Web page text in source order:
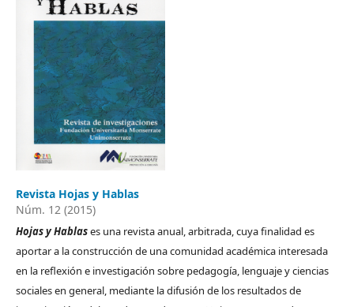
Revista Hojas y Hablas
Núm. 12 (2015)
Hojas y Hablases una revista anual, arbitrada, cuya finalidad es
aportar a la construcción de una comunidad académica interesada
en la reflexión e investigación sobre pedagogía, lenguaje y ciencias
sociales en general, mediante la difusión de los resultados de